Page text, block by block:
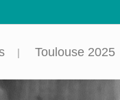
Toulouse 2025